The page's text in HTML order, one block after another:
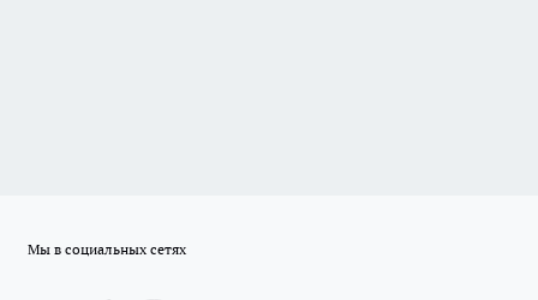
Мы в социальных сетях